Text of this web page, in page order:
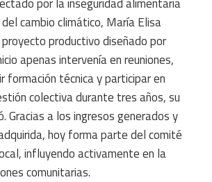
cambio climático, María Elisa
productivo diseñado por
apenas intervenía en reuniones,
formación técnica y participar en
colectiva durante tres años, su
Gracias a los ingresos generados y
hoy forma parte del comité
influyendo activamente en la
comunitarias.